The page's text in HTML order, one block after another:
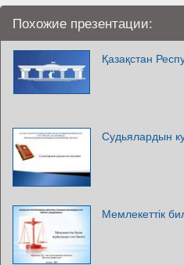
Похожие презентации:
Қазақстан
Судьялардын
Мемлекеттік